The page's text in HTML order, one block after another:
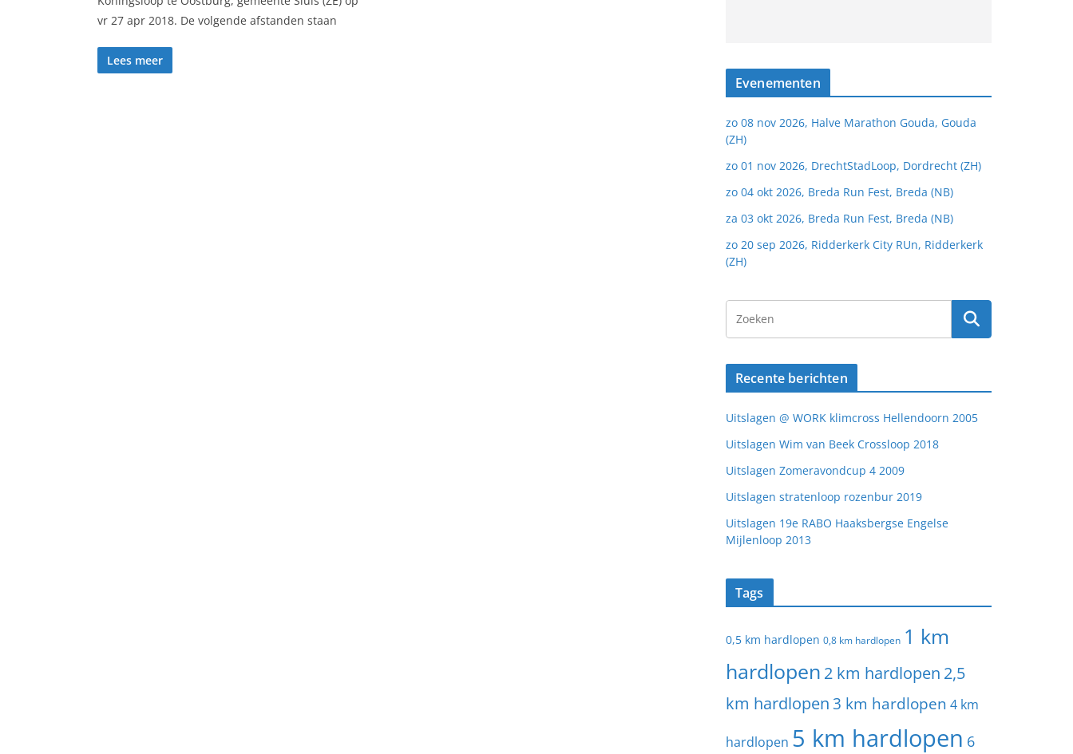
vr 27 apr 2018. De volgende afstanden staan
Lees meer
Evenementen
zo 08 nov 2026, Halve Marathon Gouda, Gouda
(ZH)
zo 01 nov 2026, DrechtStadLoop, Dordrecht (ZH)
zo 04 okt 2026, Breda Run Fest, Breda (NB)
za 03 okt 2026, Breda Run Fest, Breda (NB)
zo 20 sep 2026, Ridderkerk City RUn, Ridderkerk
(ZH)
Recente berichten
Uitslagen @ WORK klimcross Hellendoorn 2005
Uitslagen Wim van Beek Crossloop 2018
Uitslagen Zomeravondcup 4 2009
Uitslagen stratenloop rozenbur 2019
Uitslagen 19e RABO Haaksbergse Engelse
Mijlenloop 2013
Tags
0,5 km hardlopen 0,8 km hardlopen 1 km
hardlopen 2 km hardlopen 2,5
km hardlopen 3 km hardlopen 4 km
hardlopen 5 km hardlopen 6